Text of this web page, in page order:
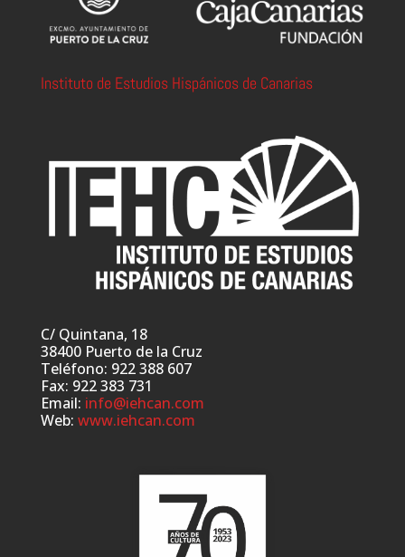
Instituto de Estudios Hispánicos de Canarias
C/ Quintana, 18
38400 Puerto de la Cruz
Teléfono: 922 388 607
Fax: 922 383 731
Email: info@iehcan.com
Web: www.iehcan.com